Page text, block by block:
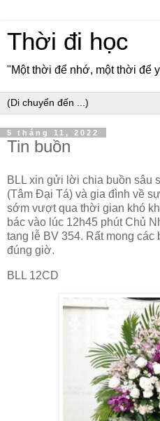
Thời đi học
"Một thời để nhớ, một thời để
5 tháng 11, 2022
Tin buồn
BLL xin gửi lời chia buồn sâu
(Tâm Đại Tá) và gia đình về
sớm vượt qua thời gian khó
bác vào lúc 12h45 phút Chủ
tang lễ BV 354. Rất mong các
đúng giờ.
BLL 12CD